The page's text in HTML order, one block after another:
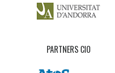
PARTNERS CIO